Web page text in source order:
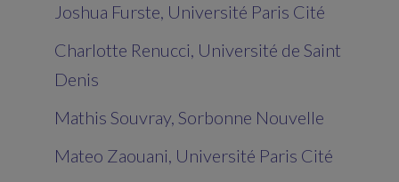
Joshua Furste, Université Paris Cité
Charlotte Renucci, Université de Saint
Denis
Mathis Souvray, Sorbonne Nouvelle
Mateo Zaouani, Université Paris Cité